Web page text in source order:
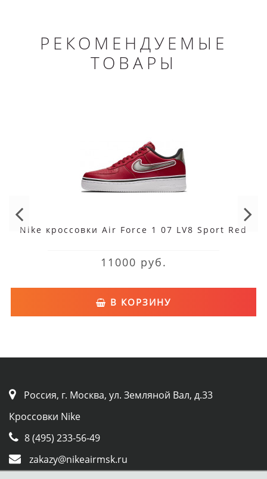
РЕКОМЕНДУЕМЫЕ
ТОВАРЫ
Nike кроссовки Air Force 1 07 LV8 Sport Red
11000 руб.
В КОРЗИНУ
Россия, г. Москва, ул. Земляной Вал, д.33
Кроссовки Nike
8 (495) 233-56-49
zakazy@nikeairmsk.ru